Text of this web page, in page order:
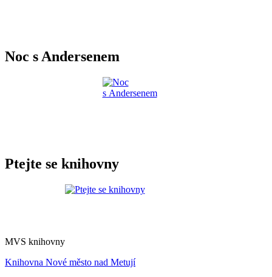
Noc s Andersenem
Ptejte se knihovny
MVS knihovny
Knihovna Nové město nad Metují